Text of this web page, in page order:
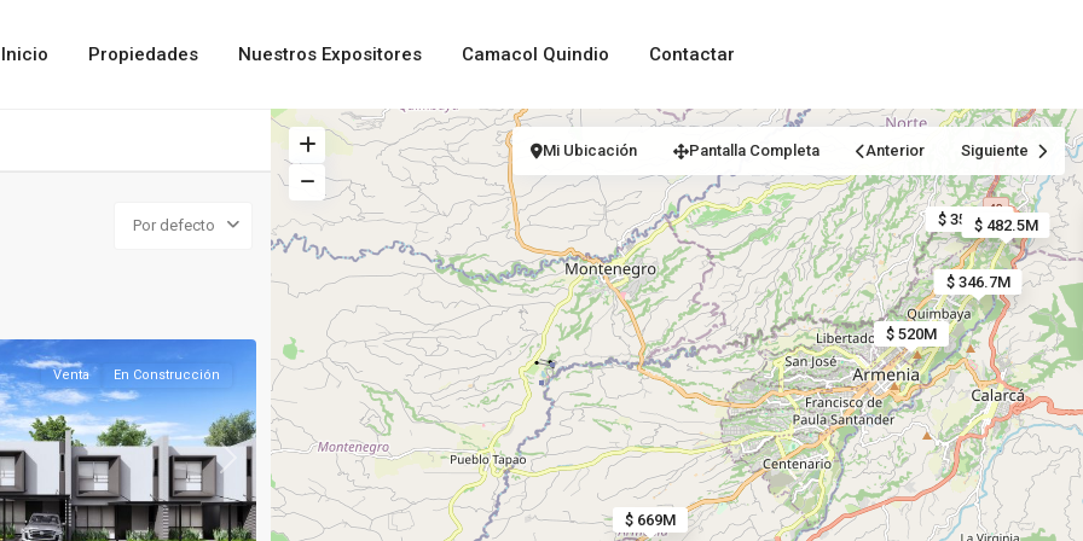
Inicio Propiedades Nuestros Expositores Camacol Quindio Contactar
$ 482.5M
$ 520M
$ 352.8M
$ 346.7M
$ 669M
Mi Ubicación Pantalla Completa Anterior Siguiente
Por defecto
Venta En Construcción